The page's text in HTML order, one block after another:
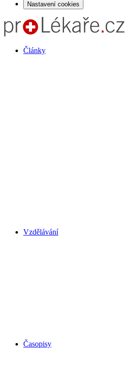
Nastavení cookies
Články
Vzdělávání
Časopisy